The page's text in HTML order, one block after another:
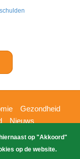
Gezondheid
Nieuws
2026gehost
op "Akkoord"
op de website.